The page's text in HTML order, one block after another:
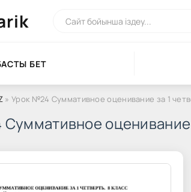
БЕТ
» Урок №24 Суммативное оценивание за 1
оценивание